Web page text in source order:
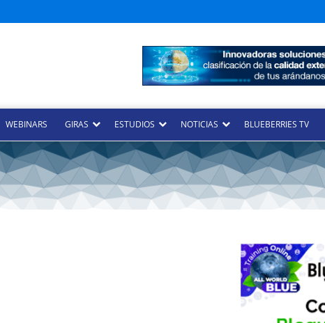
WEBINARS GIRAS ESTUDIOS NOTICIAS BLUEBERRIES TV